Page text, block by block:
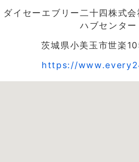
ダイセーエブリー二十四株式
ハブセンター
茨城県小美玉市世楽
https://